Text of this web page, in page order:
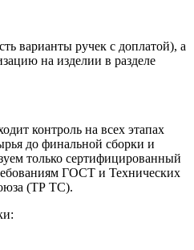
варианты ручек с доплатой), а
на изделии в разделе
контроль на всех этапах
до финальной сборки и
только сертифицированный
ГОСТ и Технических
(ТР ТС).